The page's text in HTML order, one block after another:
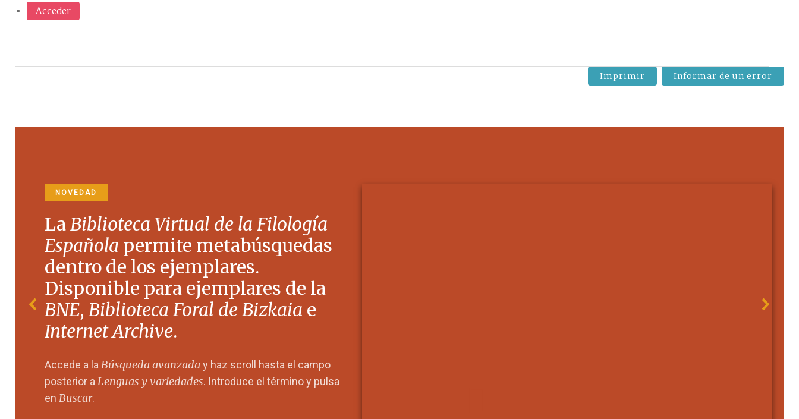
Acceder
Imprimir Informar de un error
NOVEDAD
LaBiblioteca Virtual de la Filología
Española permite metabúsquedas
dentro de los ejemplares.
Disponible para ejemplares de la
BNE, Biblioteca Foral de Bizkaia e
Internet Archive.
Accede a laBúsqueda avanzaday haz scroll hasta el campo
posterior aLenguas y variedades. Introduce el término y pulsa
en Buscar.